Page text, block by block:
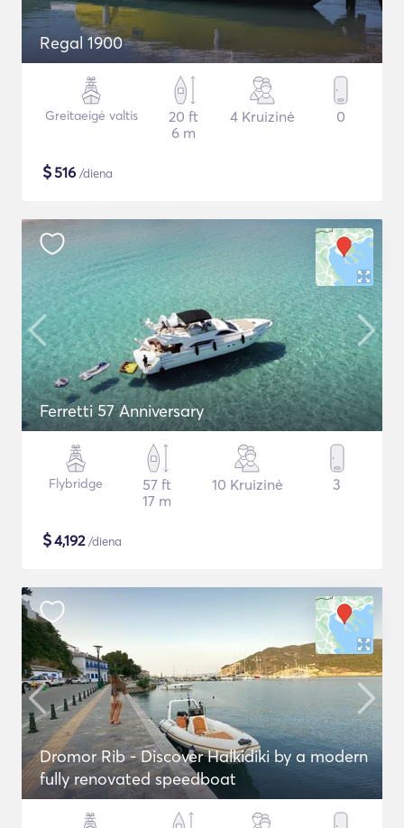
Regal 1900
Greitaeigė valtis
20 ft
6 m
4 Kruizinė 0
$516 /diena
Ferretti 57 Anniversary
Flybridge
57 ft
17 m
10 Kruizinė 3
$4,192/diena
Dromor Rib - Discover Halkidiki by a modern
fully renovated speedboat